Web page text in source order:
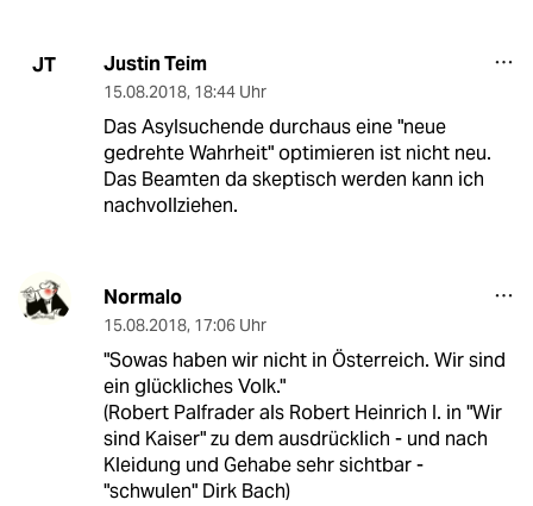
JT Justin Teim
15.08.2018, 18:44 Uhr
Das Asylsuchende durchaus eine "neue
gedrehte Wahrheit" optimieren ist nicht neu.
Das Beamten da skeptisch werden kann ich
nachvollziehen.
Normalo
15.08.2018, 17:06 Uhr
"Sowas haben wir nicht in Österreich. Wir sind
ein glückliches Volk."
(Robert Palfrader als Robert Heinrich I. in "Wir
sind Kaiser" zu dem ausdrücklich - und nach
Kleidung und Gehabe sehr sichtbar -
"schwulen" Dirk Bach)